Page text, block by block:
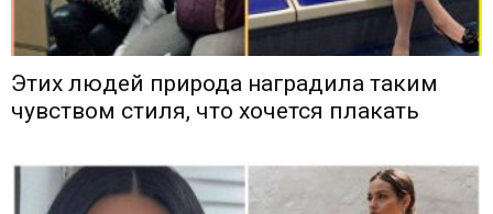
Этих людей природа наградила таким
чувством стиля, что хочется плакать